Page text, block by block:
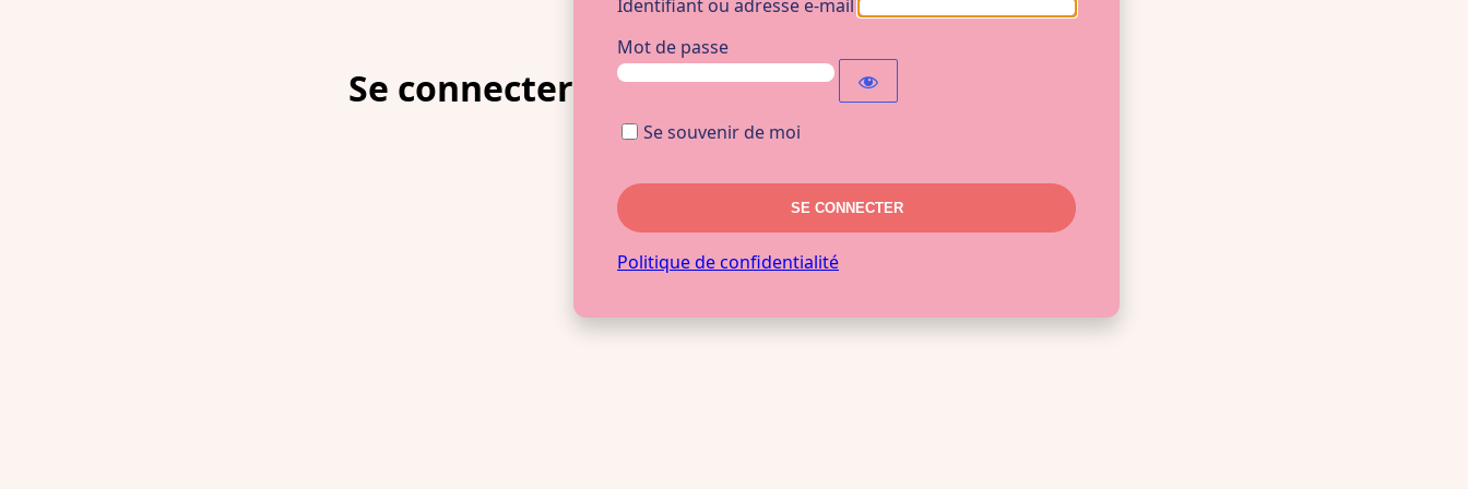
Se connecter
Identifiant ou adresse e-mail
Mot de passe
Se souvenir de moi
Politique de confidentialité